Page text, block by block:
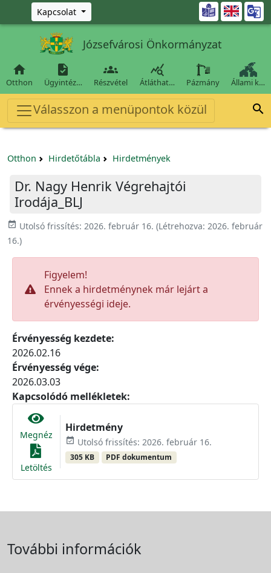
Ugrás a fő tartalomra
Kapcsolat 
Józsefvárosi Önkormányzat

Otthon

Ügyintéz…

Részvétel

Átláthat… Pázmány Állami k…
Válasszon a menüpontok közül 
Otthon Hirdetőtábla Hirdetmények
Dr. Nagy Henrik Végrehajtói
Irodája_BLJ
event_available Utolsó frissítés: 2026. február 16. (Létrehozva: 2026. február
16.)
Figyelem!
Ennek a hirdetménynek már lejárt a
érvényességi ideje.
Érvényesség kezdete:
2026.02.16
Érvényesség vége:
2026.03.03
Kapcsolódó mellékletek:
Megnéz
Letöltés
Hirdetmény
event_available Utolsó frissítés: 2026. február 16.
305 KB PDF dokumentum
További információk